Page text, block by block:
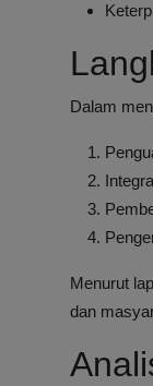
Dalam
Menurut
dan